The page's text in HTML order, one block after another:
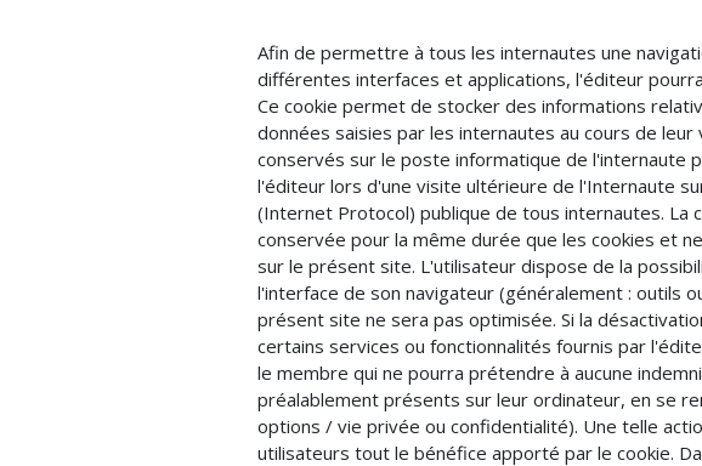
Afin de permettre à tous les internautes une
différentes interfaces et applications, l'éditeur
Ce cookie permet de stocker des informations
données saisies par les internautes au cours de
conservés sur le poste informatique de l'internaute
l'éditeur lors d'une visite ultérieure de l'Internaute
(Internet Protocol) publique de tous internautes. La
conservée pour la même durée que les cookies et
sur le présent site. L'utilisateur dispose de la
l'interface de son navigateur (généralement : outils
présent site ne sera pas optimisée. Si la
certains services ou fonctionnalités fournis par
le membre qui ne pourra prétendre à aucune
préalablement présents sur leur ordinateur, en se
options / vie privée ou confidentialité). Une telle
utilisateurs tout le bénéfice apporté par le cookie.